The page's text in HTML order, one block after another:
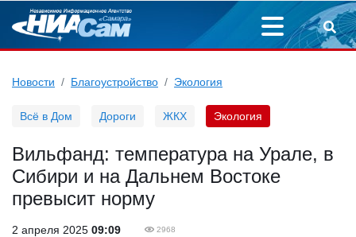
Новости Благоустройство Экология
Всё в Дом Дороги ЖКХ Экология
Вильфанд: температура на Урале, в
Сибири и на Дальнем Востоке
превысит норму
2 апреля 2025 09:09 2968